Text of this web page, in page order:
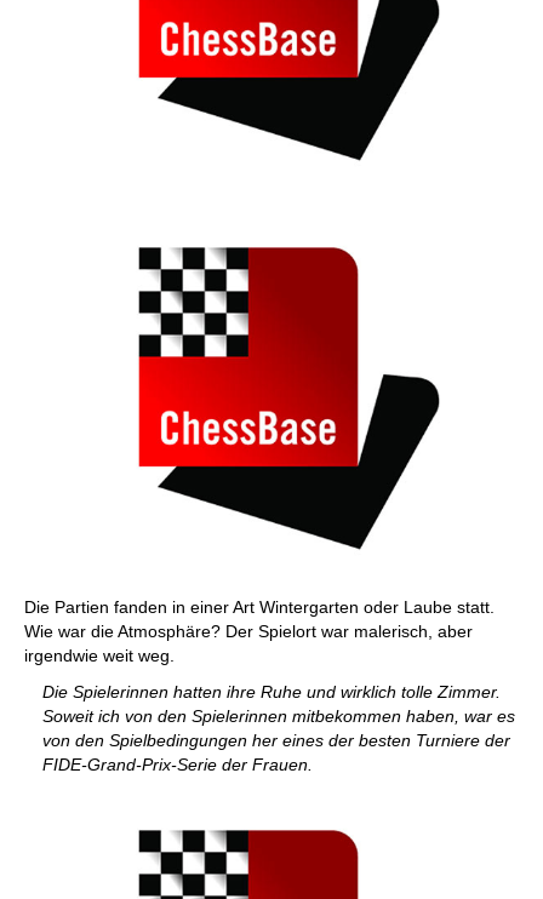
Die Partien fanden in einer Art Wintergarten oder Laube statt.
Wie war die Atmosphäre? Der Spielort war malerisch, aber
irgendwie weit weg.
Die Spielerinnen hatten ihre Ruhe und wirklich tolle Zimmer.
Soweit ich von den Spielerinnen mitbekommen haben, war es
von den Spielbedingungen her eines der besten Turniere der
FIDE-Grand-Prix-Serie der Frauen.